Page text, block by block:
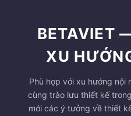
BETAVIET
XU
Phù hợp với xu hướng nội
cùng trào lưu thiết kế
mới các ý tưởng về thiết